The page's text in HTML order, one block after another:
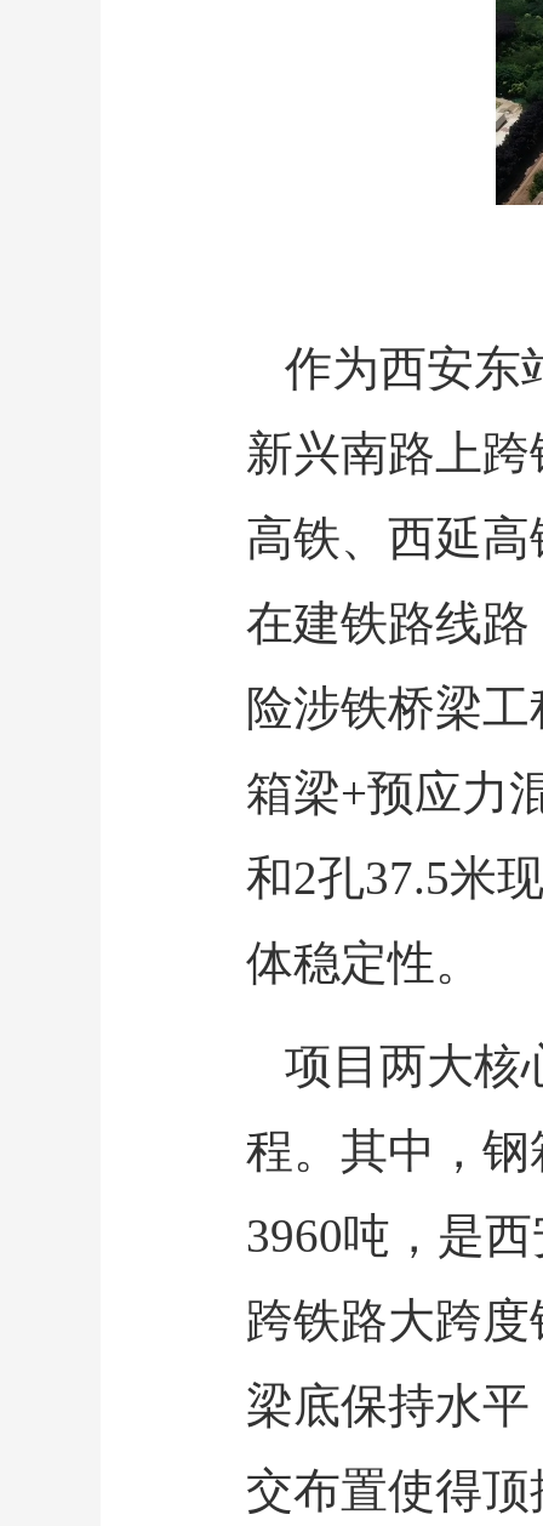
作为西安东
新兴南路上
高铁、西延
在建铁路线
险涉铁桥梁
箱梁+预应力
和2孔37.5米
体稳定性。
项目两大核
程。其中，
3960吨，是
跨铁路大跨
梁底保持水
交布置使得